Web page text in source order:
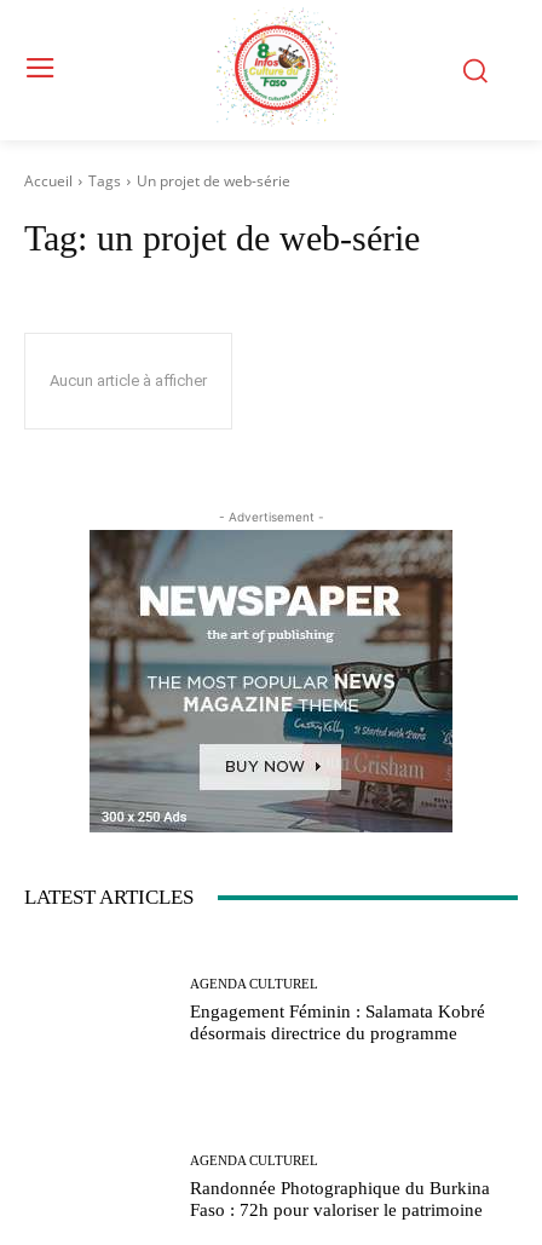
Accueil Tags Un projet de web-série
Tag: un projet de web-série
Aucun article à afficher
- Advertisement -
LATEST ARTICLES
AGENDA CULTUREL
Engagement Féminin : Salamata Kobré
désormais directrice du programme
AGENDA CULTUREL
Randonnée Photographique du Burkina
Faso : 72h pour valoriser le patrimoine